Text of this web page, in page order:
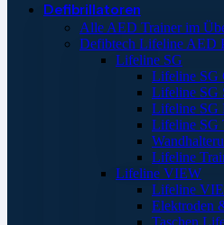
Defibrillatoren
Alle AED Trainer im
Defibtech Lifeline AED
Lifeline SG
Lifeline SG
Lifeline SG
Lifeline SG
Lifeline SG
Lifeline
Lifeline VIEW
Lifeline
Elektroden
Taschen